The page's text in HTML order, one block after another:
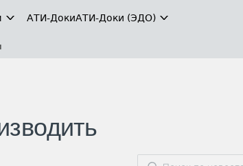
АТИ-ДокиАТИ-Доки (ЭДО)